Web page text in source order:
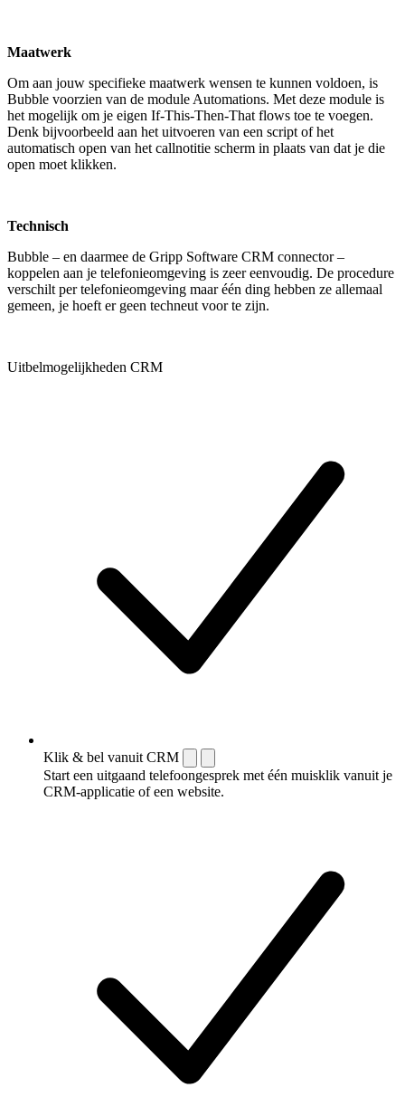
Maatwerk
Om aan jouw specifieke maatwerk wensen te kunnen voldoen, is
Bubble voorzien van de module Automations. Met deze module is
het mogelijk om je eigen If-This-Then-That flows toe te voegen.
Denk bijvoorbeeld aan het uitvoeren van een script of het
automatisch open van het callnotitie scherm in plaats van dat je die
open moet klikken.
Technisch
Bubble – en daarmee de Gripp Software CRM connector –
koppelen aan je telefonieomgeving is zeer eenvoudig. De procedure
verschilt per telefonieomgeving maar één ding hebben ze allemaal
gemeen, je hoeft er geen techneut voor te zijn.
Uitbelmogelijkheden CRM
Klik & bel vanuit CRM
Start een uitgaand telefoongesprek met één muisklik vanuit je
CRM-applicatie of een website.